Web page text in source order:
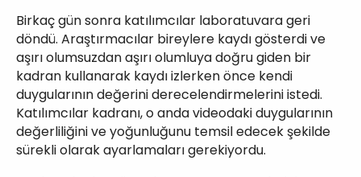
Birkaç gün sonra katılımcılar laboratuvara geri
döndü. Araştırmacılar bireylere kaydı gösterdi ve
aşırı olumsuzdan aşırı olumluya doğru giden bir
kadran kullanarak kaydı izlerken önce kendi
duygularının değerini derecelendirmelerini istedi.
Katılımcılar kadranı, o anda videodaki duygularının
değerliliğini ve yoğunluğunu temsil edecek şekilde
sürekli olarak ayarlamaları gerekiyordu.